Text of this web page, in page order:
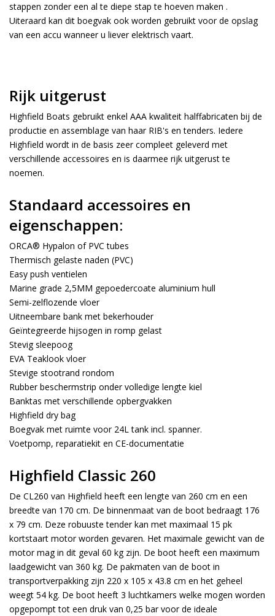
stappen zonder een al te diepe stap te hoeven maken .
Uiteraard kan dit boegvak ook worden gebruikt voor de opslag
van een accu wanneer u liever elektrisch vaart.
Rijk uitgerust
Highfield Boats gebruikt enkel AAA kwaliteit halffabricaten bij de
productie en assemblage van haar RIB's en tenders. Iedere
Highfield wordt in de basis zeer compleet geleverd met
verschillende accessoires en is daarmee rijk uitgerust te
noemen.
Standaard accessoires en
eigenschappen:
ORCA® Hypalon of PVC tubes
Thermisch gelaste naden (PVC)
Easy push ventielen
Marine grade 2,5MM gepoedercoate aluminium hull
Semi-zelflozende vloer
Uitneembare bank met bekerhouder
Geïntegreerde hijsogen in romp gelast
Stevig sleepoog
EVA Teaklook vloer
Stevige stootrand rondom
Rubber beschermstrip onder volledige lengte kiel
Banktas met verschillende opbergvakken
Highfield dry bag
Boegvak met ruimte voor 24L tank incl. spanner.
Voetpomp, reparatiekit en CE-documentatie
Highfield Classic 260
De CL260 van Highfield heeft een lengte van 260 cm en een
breedte van 170 cm. De binnenmaat van de boot bedraagt 176
x 79 cm. Deze robuuste tender kan met maximaal 15 pk
kortstaart motor worden gevaren. Het maximale gewicht van de
motor mag in dit geval 60 kg zijn. De boot heeft een maximum
laadgewicht van 360 kg. De pakmaten van de boot in
transportverpakking zijn 220 x 105 x 43.8 cm en het geheel
weegt 54 kg. De boot heeft 3 luchtkamers welke mogen worden
opgepompt tot een druk van 0,25 bar voor de ideale